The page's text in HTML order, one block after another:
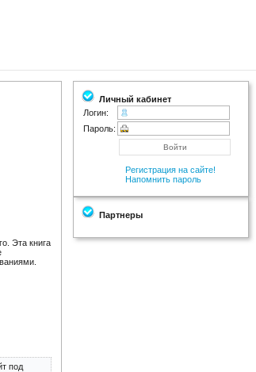
Эта книга
под
Личный кабинет
Логин:
Пароль:
Регистрация на сайте!
Напомнить пароль
Партнеры